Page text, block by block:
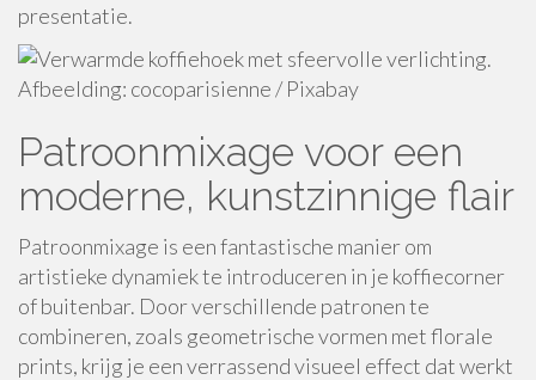
presentatie.
Afbeelding: cocoparisienne / Pixabay
Patroonmixage voor een
moderne, kunstzinnige flair
Patroonmixage is een fantastische manier om
artistieke dynamiek te introduceren in je koffiecorner
of buitenbar. Door verschillende patronen te
combineren, zoals geometrische vormen met florale
prints, krijg je een verrassend visueel effect dat werkt